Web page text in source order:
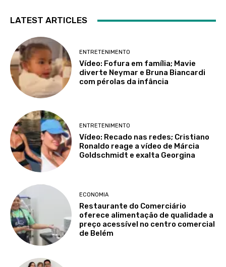
LATEST ARTICLES
ENTRETENIMENTO
Vídeo: Fofura em família; Mavie
diverte Neymar e Bruna Biancardi
com pérolas da infância
ENTRETENIMENTO
Vídeo: Recado nas redes; Cristiano
Ronaldo reage a vídeo de Márcia
Goldschmidt e exalta Georgina
ECONOMIA
Restaurante do Comerciário
oferece alimentação de qualidade a
preço acessível no centro comercial
de Belém